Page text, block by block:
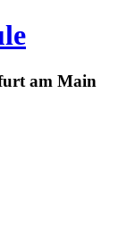
am Main